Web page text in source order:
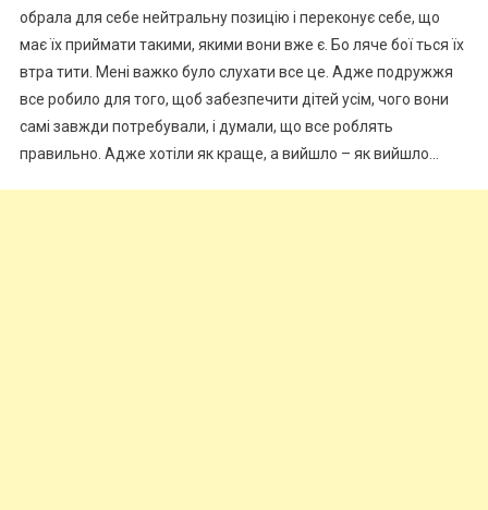
обрала для себе нейтральну позицію і переконує себе, що
має їх приймати такими, якими вони вже є. Бо ляче бої ться їх
втра тити. Мені важко було слухати все це. Адже подружжя
все робило для того, щоб забезпечити дітей усім, чого вони
самі завжди потребували, і думали, що все роблять
правильно. Адже хотіли як краще, а вийшло – як вийшло…